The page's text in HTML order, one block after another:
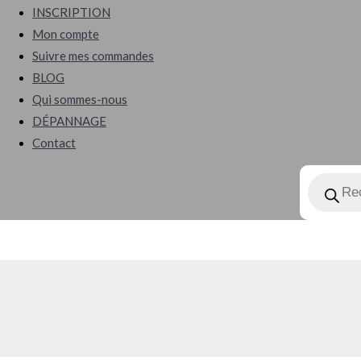
INSCRIPTION
Mon compte
Suivre mes commandes
BLOG
Qui sommes-nous
DÉPANNAGE
Contact
produits